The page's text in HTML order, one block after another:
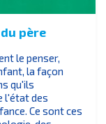
père
le penser,
la façon
qu'ils
l'état des
Ce sont ces